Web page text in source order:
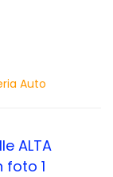
Auto
ALTA
foto 1